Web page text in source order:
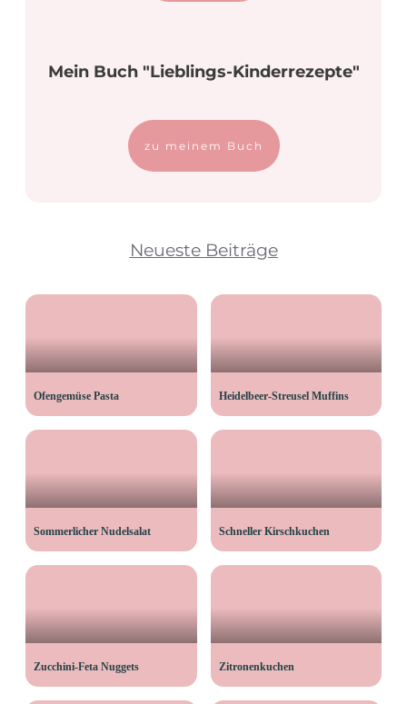
Mein Buch "Lieblings-Kinderrezepte"
zu meinem Buch
Neueste Beiträge
Ofengemüse Pasta Heidelbeer-Streusel Muffins
Sommerlicher Nudelsalat Schneller Kirschkuchen
Zucchini-Feta Nuggets Zitronenkuchen